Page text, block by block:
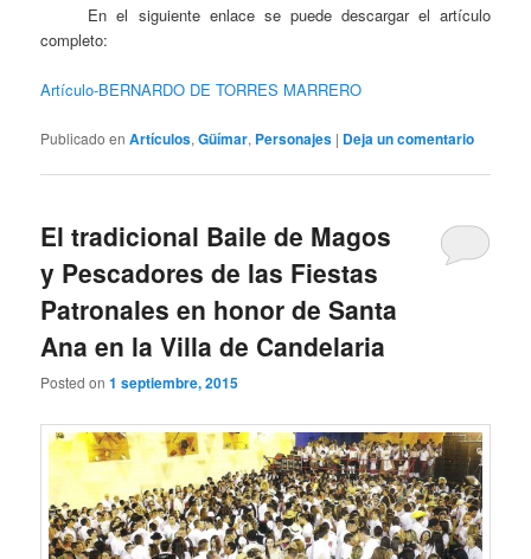
En el siguiente enlace se puede descargar el artículo
completo:
Artículo-BERNARDO DE TORRES MARRERO
Publicado en Artículos,Güímar, Personajes | Deja un comentario
El tradicional Baile de Magos
y Pescadores de las Fiestas
Patronales en honor de Santa
Ana en la Villa de Candelaria
Posted on1 septiembre, 2015